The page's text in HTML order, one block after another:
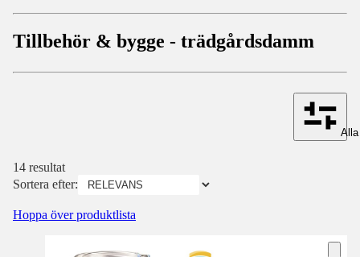
Tillbehör & bygge - trädgårdsdamm
14 resultat
Sortera efter:
Hoppa över produktlista